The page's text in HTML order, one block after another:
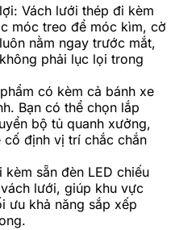
Vách lưới thép đi kèm
móc treo để móc kìm, cờ
nằm ngay trước mắt,
phải lục lọi trong
có kèm cả bánh xe
Bạn có thể chọn lắp
bộ tủ quanh xưởng,
cố định vị trí chắc chắn
sẵn đèn LED chiếu
lưới, giúp khu vực
ưu khả năng sắp xếp